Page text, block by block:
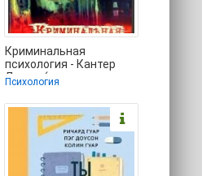
Криминальная
психология - Кантер
Дэвид (лучшие книги
📗
Психология